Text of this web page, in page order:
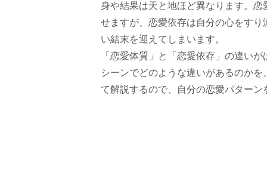
身や結果は天と地ほど異なります。
せますが、恋愛依存は自分の心をす
い結末を迎えてしまいます。
「恋愛体質」と「恋愛依存」の違い
シーンでどのような違いがあるのか
て解説するので、自分の恋愛パター